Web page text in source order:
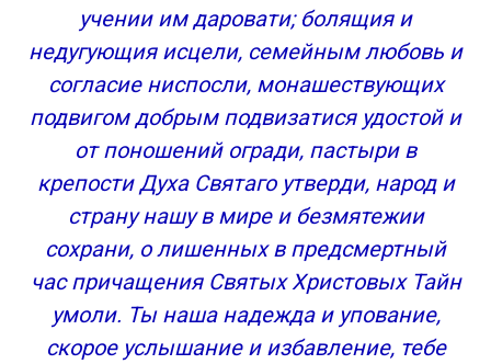
Сохранить акафист в социальных сетях:
4 сильных молитвы Ксении Петербургской : 19
комментариев
Молитва Ксении Петербургской о здоровье
Сильная молитва Ксении Петербургской о
здоровье
Текст молитвы Ксении Петербургской о
замужестве и семейном благополучии
Как правильно просить помощи у Ксении
Петербургской?
учении им даровати; болящия и
недугующия исцели, семейным любовь и
согласие ниспосли, монашествующих
подвигом добрым подвизатися удостой и
от поношений огради, пастыри в
крепости Духа Святаго утверди, народ и
страну нашу в мире и безмятежии
сохрани, о лишенных в предсмертный
час причащения Святых Христовых Тайн
умоли. Ты наша надежда и упование,
скорое услышание и избавление, тебе